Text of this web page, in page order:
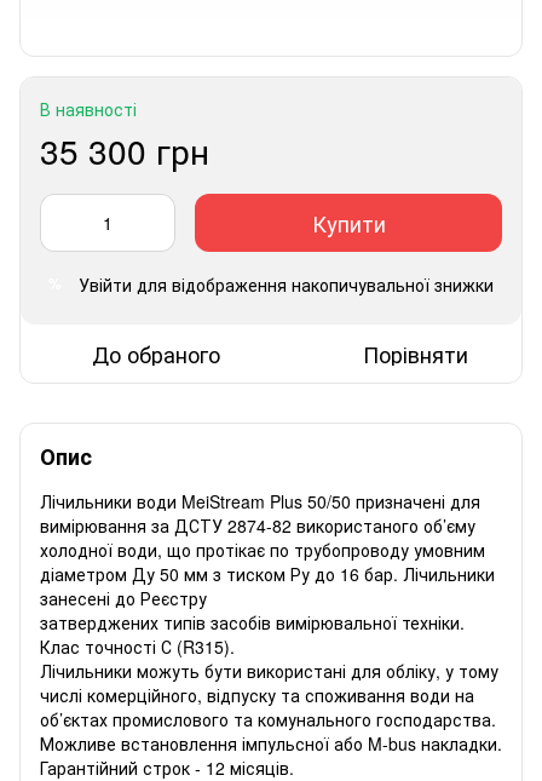
В наявності
35 300 грн
Купити
Увійти для відображення накопичувальної знижки
До обраного Порівняти
Опис
Лічильники води MeiStream Plus 50/50 призначені для
вимірювання за ДСТУ 2874-82 використаного об’єму
холодної води, що протікає по трубопроводу умовним
діаметром Ду 50 мм з тиском Ру до 16 бар. Лічильники
занесені до Реєстру
затверджених типів засобів вимірювальної техніки.
Клас точності С (R315).
Лічильники можуть бути використані для обліку, у тому
числі комерційного, відпуску та споживання води на
об’єктах промислового та комунального господарства.
Можливе встановлення імпульсної або M-bus накладки.
Гарантійний строк - 12 місяців.